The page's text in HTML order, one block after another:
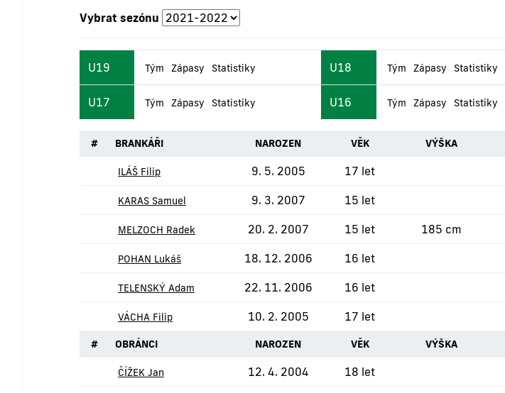
Vybrat sezónu
U19 Tým Zápasy Statistiky U18 Tým Zápasy Statistiky
U17 Tým Zápasy Statistiky U16 Tým Zápasy Statistiky
# BRANKÁŘI NAROZEN VĚK VÝŠKA
ILÁŠ Filip 9. 5. 2005 17 let
KARAS Samuel 9. 3. 2007 15 let
MELZOCH Radek 20. 2. 2007 15 let 185 cm
POHAN Lukáš 18. 12. 2006 16 let
TELENSKÝ Adam 22. 11. 2006 16 let
VÁCHA Filip 10. 2. 2005 17 let
# OBRÁNCI NAROZEN VĚK VÝŠKA
ČÍŽEK Jan 12. 4. 2004 18 let